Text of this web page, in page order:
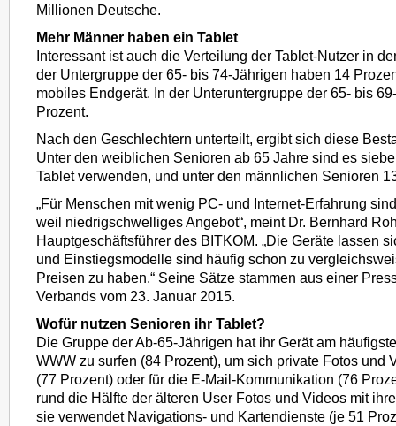
Millionen Deutsche.
Mehr Männer haben ein Tablet
Interessant ist auch die Verteilung der Tablet-Nutzer in
der Untergruppe der 65- bis 74-Jährigen haben 14
mobiles Endgerät. In der Unteruntergruppe der 65- bis
Prozent.
Nach den Geschlechtern unterteilt, ergibt sich diese
Unter den weiblichen Senioren ab 65 Jahre sind es
Tablet verwenden, und unter den männlichen Senioren
„Für Menschen mit wenig PC- und Internet-Erfahrung
weil niedrigschwelliges Angebot“, meint Dr. Bernhard
Hauptgeschäftsführer des BITKOM. „Die Geräte lassen
und Einstiegsmodelle sind häufig schon zu
Preisen zu haben.“ Seine Sätze stammen aus einer
Verbands vom 23. Januar 2015.
Wofür nutzen Senioren ihr Tablet?
Die Gruppe der Ab-65-Jährigen hat ihr Gerät am
WWW zu surfen (84 Prozent), um sich private Fotos und
(77 Prozent) oder für die E-Mail-Kommunikation (76
rund die Hälfte der älteren User Fotos und Videos mit
sie verwendet Navigations- und Kartendienste (je 51